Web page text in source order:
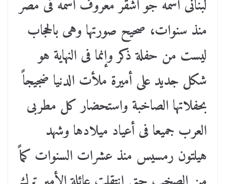
لبنانى اسمه جو أشقر معروف اسمه فى مصر
منذ سنوات، صحيح صورتها وهى بالحجاب
ليست من حفلة ذكر وإنما فى النهاية هو
شكل جديد على أميرة ملأت الدنيا ضجيجاً
بحفلاتها الصاخبة واستحضار كل مطربى
العرب جميعا فى أعياد ميلادها وشهد
هيلتون رمسيس منذ عشرات السنوات كماً